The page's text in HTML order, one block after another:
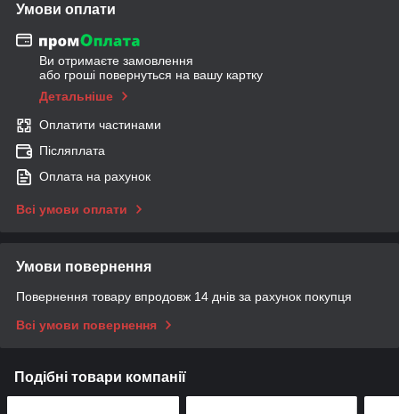
Умови оплати
Ви отримаєте замовлення
або гроші повернуться на вашу картку
Детальніше
Оплатити частинами
Післяплата
Оплата на рахунок
Всі умови оплати
Умови повернення
Повернення товару впродовж 14 днів за рахунок покупця
Всі умови повернення
Подібні товари компанії